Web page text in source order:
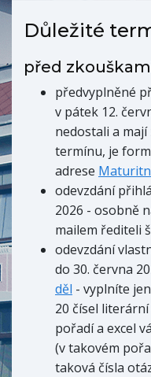
Důležité
před
předvyplněné
v pátek 12.
nedostali a
termínu, je
adrese
odevzdání
2026 - osobně
mailem řediteli
odevzdání
do 30. června
děl - vyplníte
20 čísel
pořadí a excel
(v takovém
taková čísla